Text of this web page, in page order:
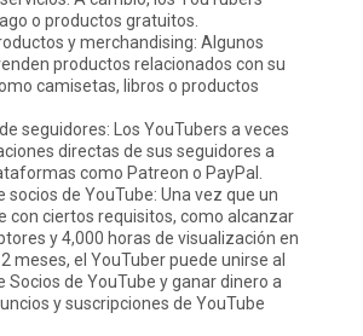
o productos gratuitos.
y merchandising: Algunos
productos relacionados con su
camisetas, libros o productos
seguidores: Los YouTubers a veces
directas de sus seguidores a
como Patreon o PayPal.
socios de YouTube: Una vez que un
con ciertos requisitos, como alcanzar
y 4,000 horas de visualización en
meses, el YouTuber puede unirse al
Socios de YouTube y ganar dinero a
y suscripciones de YouTube